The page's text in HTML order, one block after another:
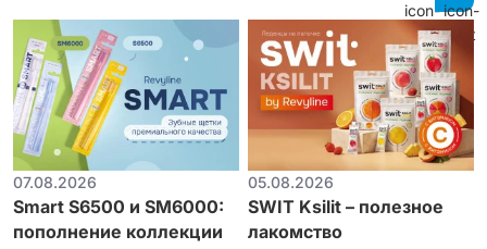
07.08.2026
Smart S6500 и SM6000:
пополнение коллекции
05.08.2026
SWIT Ksilit – полезное
лакомство